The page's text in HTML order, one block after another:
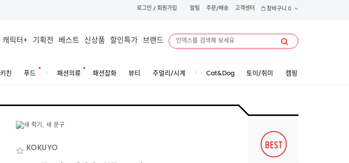
로그인 / 회원가입 알림 주문/배송 고객센터 장바구니 0
캐릭터+ 기획전 베스트 신상품 할인특가 브랜드
키친 푸드 패션의류 패션잡화 뷰티 주얼리/시계 Cat&Dog 토이/취미 캠핑
KOKUYO